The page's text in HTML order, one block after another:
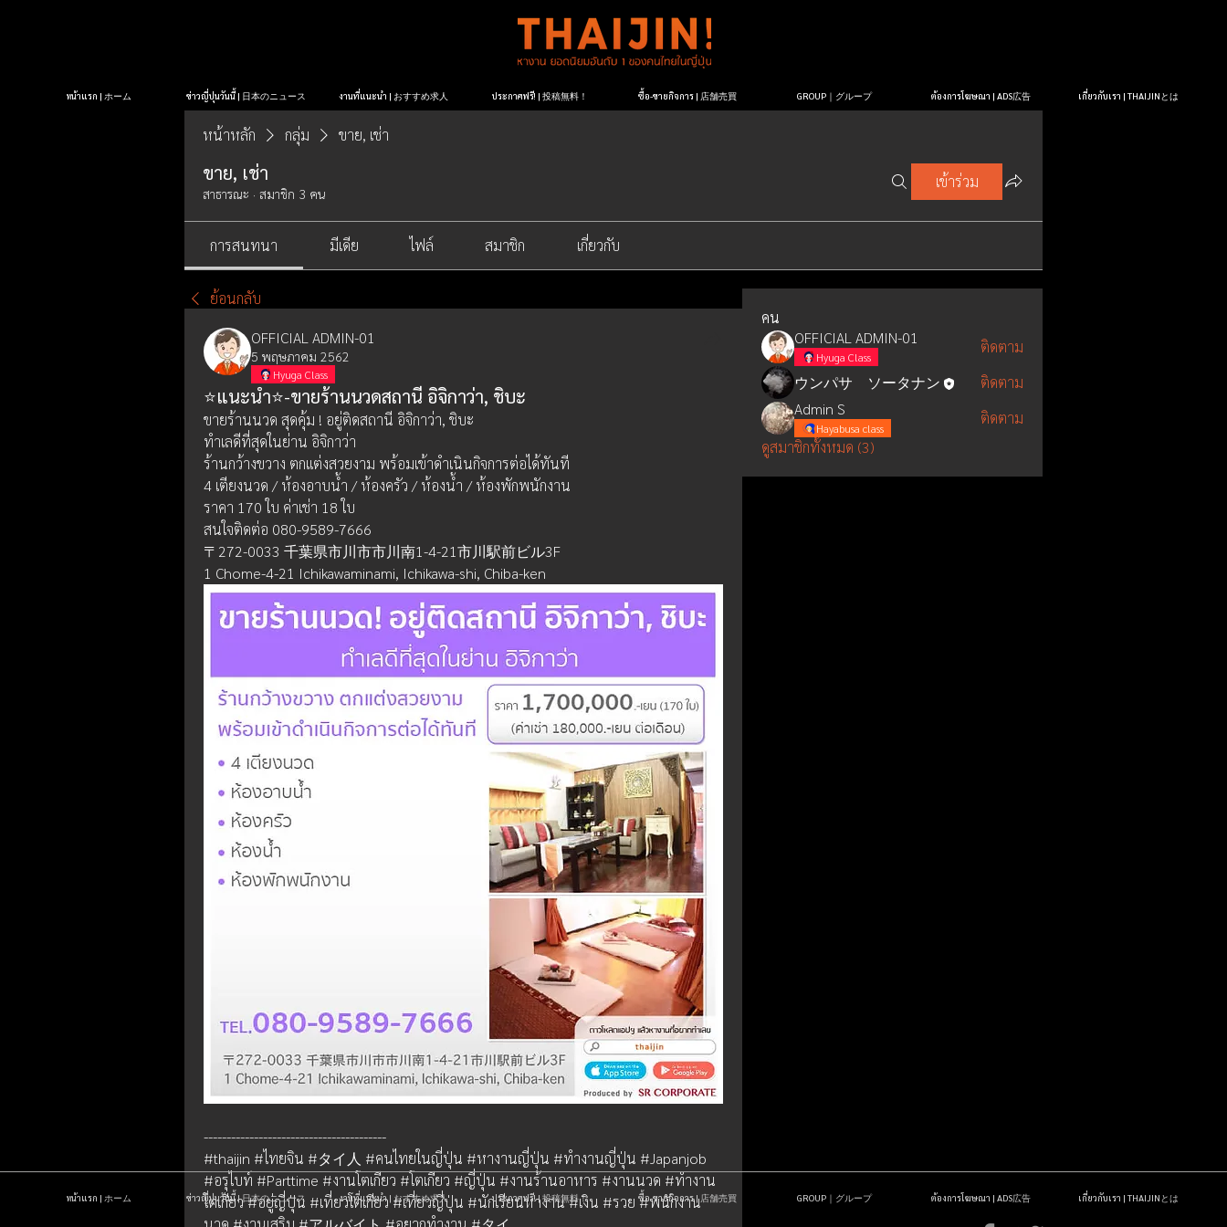
หน้าแรก | ホーム ข่าวญี่ปุ่นวันนี้ | 日本のニュース งานที่แนะนำ | おすすめ求人 ประกาศฟรี! | 投稿無料！ ซื้อ-ขายกิจการ | 店舗売買 GROUP｜グループ ต้องการโฆษณา | ADS広告 เกี่ยวกับเรา | THAIJINとは
หน้าหลัก กลุ่ม ขาย, เช่า
ขาย, เช่า
สาธารณะ · สมาชิก 3 คน
เข้าร่วม
การสนทนา มีเดีย ไฟล์ สมาชิก เกี่ยวกับ
ย้อนกลับ
OFFICIAL ADMIN-01
5 พฤษภาคม 2562
Hyuga Class
⭐แนะนำ⭐-ขายร้านนวดสถานี อิจิกาว่า, ชิบะ
ขายร้านนวด สุดคุ้ม ! อยู่ติดสถานี อิจิกาว่า, ชิบะ
ทำเลดีที่สุดในย่าน อิจิกาว่า
ร้านกว้างขวาง ตกแต่งสวยงาม พร้อมเข้าดำเนินกิจการต่อได้ทันที
4 เตียงนวด / ห้องอาบน้ำ / ห้องครัว / ห้องน้ำ / ห้องพักพนักงาน
ราคา 170 ใบ ค่าเช่า 18 ใบ
สนใจติดต่อ 080-9589-7666
〒272-0033 千葉県市川市市川南1-4-21市川駅前ビル3F
1 Chome-4-21 Ichikawaminami, Ichikawa-shi, Chiba-ken
----------------------------------------
#thaijin #ไทยจิน #タイ人 #คนไทยในญี่ปุ่น #หางานญี่ปุ่น #ทำงานญี่ปุ่น #Japanjob
#อรุไบท์ #Parttime #งานโตเกียว #โตเกียว #ญี่ปุ่น #งานร้านอาหาร #งานนวด #ทำงาน
โตเกียว #อยู่ญี่ปุ่น #เที่ยวโตเกียว #เที่ยวญี่ปุ่น #นักเรียนหางาน #เงิน #รวย #พนักงาน
คน
OFFICIAL ADMIN-01
Hyuga Class
ติดตาม
ウンパサ ソータナン
ติดตาม
Admin S
Hayabusa class
ติดตาม
ดูสมาชิกทั้งหมด (3)
หน้าแรก | ホーム ข่าวญี่ปุ่นวันนี้ | 日本のニュース งานที่แนะนำ | おすすめ求人 ประกาศฟรี! | 投稿無料！ ซื้อ-ขายกิจการ | 店舗売買 GROUP｜グループ ต้องการโฆษณา | ADS広告 เกี่ยวกับเรา | THAIJINとは